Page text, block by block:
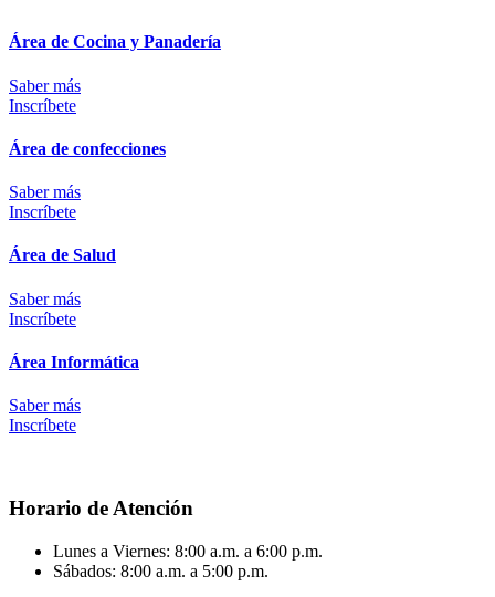
Área de Cocina y Panadería
Saber más
Inscríbete
Área de confecciones
Saber más
Inscríbete
Área de Salud
Saber más
Inscríbete
Área Informática
Saber más
Inscríbete
Horario de Atención
Lunes a Viernes: 8:00 a.m. a 6:00 p.m.
Sábados: 8:00 a.m. a 5:00 p.m.